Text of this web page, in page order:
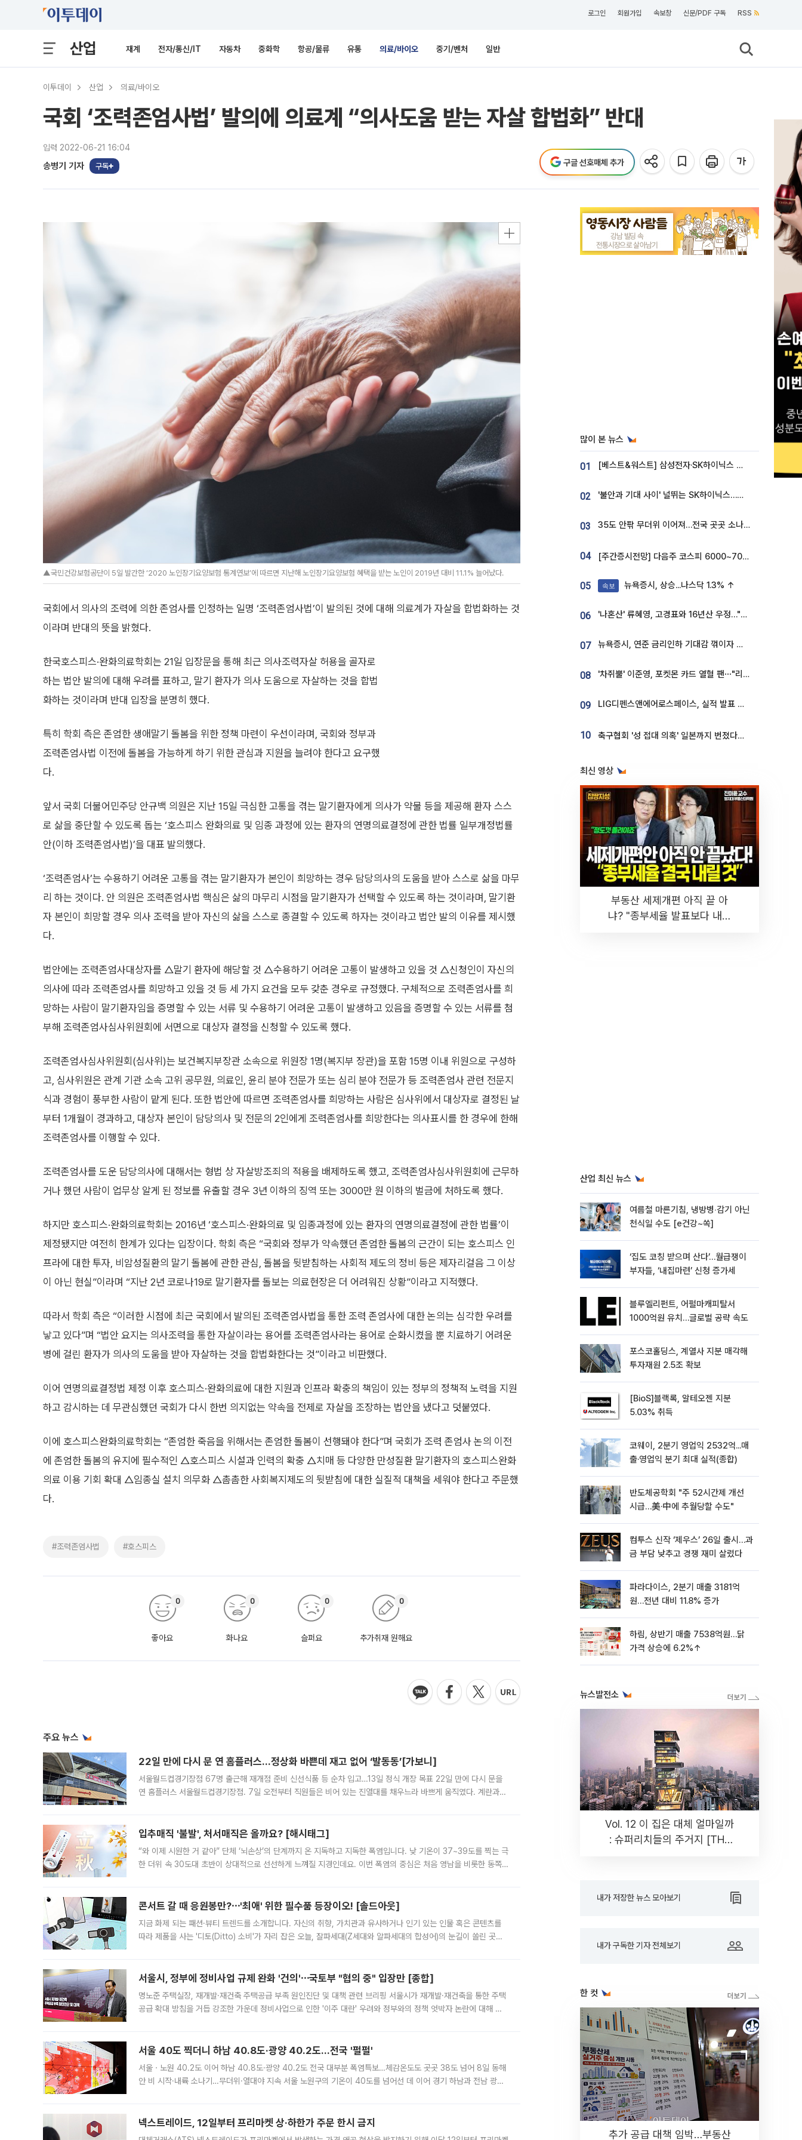
로그인 회원가입 속보창 신문/PDF 구독 RSS
산업 재계 전자/통신/IT 자동차 중화학 항공/물류 유통 의료/바이오 중기/벤처 일반
이투데이 산업 의료/바이오
국회 ‘조력존엄사법’ 발의에 의료계 “의사도움 받는 자살 합법화” 반대
입력 2022-06-21 16:04
송병기 기자 구독 구글 선호매체 추가
▲국민건강보험공단이 5일 발간한 ‘2020 노인장기요양보험 통계연보’에 따르면 지난해 노인장기요양보험 혜택을 받는 노인이 2019년 대비 11.1% 늘어났다.
국회에서 의사의 조력에 의한 존엄사를 인정하는 일명 ‘조력존엄사법’이 발의된 것에 대해 의료계가 자살을 합법화하는 것
이라며 반대의 뜻을 밝혔다.
한국호스피스·완화의료학회는 21일 입장문을 통해 최근 의사조력자살 허용을 골자로
하는 법안 발의에 대해 우려를 표하고, 말기 환자가 의사 도움으로 자살하는 것을 합법
화하는 것이라며 반대 입장을 분명히 했다.
특히 학회 측은 존엄한 생애말기 돌봄을 위한 정책 마련이 우선이라며, 국회와 정부과
조력존엄사법 이전에 돌봄을 가능하게 하기 위한 관심과 지원을 늘려야 한다고 요구했
다.
앞서 국회 더불어민주당 안규백 의원은 지난 15일 극심한 고통을 겪는 말기환자에게 의사가 약물 등을 제공해 환자 스스
로 삶을 중단할 수 있도록 돕는 ‘호스피스 완화의료 및 임종 과정에 있는 환자의 연명의료결정에 관한 법률 일부개정법률
안(이하 조력존엄사법)’을 대표 발의했다.
‘조력존엄사’는 수용하기 어려운 고통을 겪는 말기환자가 본인이 희망하는 경우 담당의사의 도움을 받아 스스로 삶을 마무
리 하는 것이다. 안 의원은 조력존엄사법 핵심은 삶의 마무리 시점을 말기환자가 선택할 수 있도록 하는 것이라며, 말기환
자 본인이 희망할 경우 의사 조력을 받아 자신의 삶을 스스로 종결할 수 있도록 하자는 것이라고 법안 발의 이유를 제시했
다.
법안에는 조력존엄사대상자를 △말기 환자에 해당할 것 △수용하기 어려운 고통이 발생하고 있을 것 △신청인이 자신의
의사에 따라 조력존엄사를 희망하고 있을 것 등 세 가지 요건을 모두 갖춘 경우로 규정했다. 구체적으로 조력존엄사를 희
망하는 사람이 말기환자임을 증명할 수 있는 서류 및 수용하기 어려운 고통이 발생하고 있음을 증명할 수 있는 서류를 첨
부해 조력존엄사심사위원회에 서면으로 대상자 결정을 신청할 수 있도록 했다.
조력존엄사심사위원회(심사위)는 보건복지부장관 소속으로 위원장 1명(복지부 장관)을 포함 15명 이내 위원으로 구성하
고, 심사위원은 관계 기관 소속 고위 공무원, 의료인, 윤리 분야 전문가 또는 심리 분야 전문가 등 조력존엄사 관련 전문지
식과 경험이 풍부한 사람이 맡게 된다. 또한 법안에 따르면 조력존엄사를 희망하는 사람은 심사위에서 대상자로 결정된 날
부터 1개월이 경과하고, 대상자 본인이 담당의사 및 전문의 2인에게 조력존엄사를 희망한다는 의사표시를 한 경우에 한해
조력존엄사를 이행할 수 있다.
조력존엄사를 도운 담당의사에 대해서는 형법 상 자살방조죄의 적용을 배제하도록 했고, 조력존엄사심사위원회에 근무하
거나 했던 사람이 업무상 알게 된 정보를 유출할 경우 3년 이하의 징역 또는 3000만 원 이하의 벌금에 처하도록 했다.
하지만 호스피스·완화의료학회는 2016년 ‘호스피스·완화의료 및 임종과정에 있는 환자의 연명의료결정에 관한 법률’이
제정됐지만 여전히 한계가 있다는 입장이다. 학회 측은 “국회와 정부가 약속했던 존엄한 돌봄의 근간이 되는 호스피스 인
프라에 대한 투자, 비암성질환의 말기 돌봄에 관한 관심, 돌봄을 뒷받침하는 사회적 제도의 정비 등은 제자리걸음 그 이상
이 아닌 현실”이라며 “지난 2년 코로나19로 말기환자를 돌보는 의료현장은 더 어려워진 상황”이라고 지적했다.
따라서 학회 측은 “이러한 시점에 최근 국회에서 발의된 조력존엄사법을 통한 조력 존엄사에 대한 논의는 심각한 우려를
낳고 있다”며 “법안 요지는 의사조력을 통한 자살이라는 용어를 조력존엄사라는 용어로 순화시켰을 뿐 치료하기 어려운
병에 걸린 환자가 의사의 도움을 받아 자살하는 것을 합법화한다는 것”이라고 비판했다.
이어 연명의료결정법 제정 이후 호스피스·완화의료에 대한 지원과 인프라 확충의 책임이 있는 정부의 정책적 노력을 지원
하고 감시하는 데 무관심했던 국회가 다시 한번 의지없는 약속을 전제로 자살을 조장하는 법안을 냈다고 덧붙였다.
이에 호스피스완화의료학회는 “존엄한 죽음을 위해서는 존엄한 돌봄이 선행돼야 한다”며 국회가 조력 존엄사 논의 이전
에 존엄한 돌봄의 유지에 필수적인 △호스피스 시설과 인력의 확충 △치매 등 다양한 만성질환 말기환자의 호스피스완화
의료 이용 기회 확대 △임종실 설치 의무화 △촘촘한 사회복지제도의 뒷받침에 대한 실질적 대책을 세워야 한다고 주문했
다.
#조력존엄사법 #호스피스
좋아요
0
화나요
0
슬퍼요
0
추가취재 원해요
0
주요 뉴스
22일 만에 다시 문 연 홈플러스…정상화 바쁜데 재고 없어 ‘발동동’[가보니]
서울월드컵경기장점 67명 출근해 재개점 준비 신선식품 등 순차 입고…13일 정식 개장 목표 22일 만에 다시 문을
연 홈플러스 서울월드컵경기장점. 7일 오전부터 직원들은 비어 있는 진열대를 채우느라 바쁘게 움직였다. 계란과
입추매직 '불발', 처서매직은 올까요? [해시태그]
“와 이제 시원한 거 같아” 단체 ‘뇌손상’의 단계까지 온 지독하고 지독한 폭염입니다. 낮 기온이 37~39도를 찍는 극
한 더위 속 30도대 초반이 상대적으로 선선하게 느껴질 지경인데요. 이번 폭염의 중심은 처음 영남을 비롯한 동쪽
콘서트 갈 때 응원봉만?⋯'최애' 위한 필수품 등장이오! [솔드아웃]
지금 화제 되는 패션·뷰티 트렌드를 소개합니다. 자신의 취향, 가치관과 유사하거나 인기 있는 인물 혹은 콘텐츠를
따라 제품을 사는 '디토(Ditto) 소비'가 자리 잡은 오늘, 잘파세대(Z세대와 알파세대의 합성어)의 눈길이 쏠린 곳은
서울시, 정부에 정비사업 규제 완화 '건의'⋯국토부 "협의 중" 입장만 [종합]
명노준 주택실장, 재개발·재건축 주택공급 부족 원인진단 및 대책 관련 브리핑 서울시가 재개발·재건축을 통한 주택
공급 확대 방침을 거듭 강조한 가운데 정비사업으로 인한 '이주 대란' 우려와 정부와의 정책 엇박자 논란에 대해 정
서울 40도 찍더니 하남 40.8도·광양 40.2도…전국 '펄펄'
서울ㆍ노원 40.2도 이어 하남 40.8도·광양 40.2도 전국 대부분 폭염특보…체감온도도 곳곳 38도 넘어 8일 동해
안 비 시작·내륙 소나기…무더위·열대야 지속 서울 노원구의 기온이 40도를 넘어선 데 이어 경기 하남과 전남 광양
넥스트레이드, 12일부터 프리마켓 상·하한가 주문 한시 금지
많이 본 뉴스
01 [베스트&워스트] 삼성전자·SK하이닉스 밀린 한 주…상상인증권은 85% 급등
02 '불안과 기대 사이' 널뛰는 SK하이닉스…증권가 "HBM4·LTA 기반 펀터멘털 견고"
03 35도 안팎 무더위 이어져…전국 곳곳 소나기 [오늘 날씨]
04 [주간증시전망] 다음주 코스피 6000~7000⋯“外人 수급은 정책이 변수”
05 속보 뉴욕증시, 상승...나스닥 1.3% ↑
06 '나혼산' 류혜영, 고경표와 16년산 우정…"자취방서 부모님과 마주쳐"
07 뉴욕증시, 연준 금리인하 기대감 꺾이자 상승...S&P500 사상 최고치 [종합]
08 '차쥐뿔' 이준영, 포켓몬 카드 열혈 팬⋯"리셀러 처단할 것"
09 LIG디펜스앤에어로스페이스, 실적 발표 후 급락→반등⋯증권가 “28년까지 튼튼”
10 축구협회 '성 접대 의혹' 일본까지 번졌다…日 심판 실명 공개
최신 영상
부동산 세제개편 아직 끝 아
냐? "종부세율 발표보다 내릴
산업 최신 뉴스
여름철 마른기침, 냉방병‧감기 아닌
천식일 수도 [e건강~쏙]
‘집도 코칭 받으며 산다’…월급쟁이
부자들, ‘내집마련’ 신청 증가세
블루엘리펀트, 어펄마캐피탈서
1000억원 유치…글로벌 공략 속도
포스코홀딩스, 계열사 지분 매각해
투자재원 2.5조 확보
[BioS]블랙록, 알테오젠 지분
5.03% 취득
코웨이, 2분기 영업익 2532억...매
출·영업익 분기 최대 실적(종합)
반도체공학회 "주 52시간제 개선
시급…美·中에 추월당할 수도"
컴투스 신작 ‘제우스’ 26일 출시…과
금 부담 낮추고 경쟁 재미 살렸다
파라다이스, 2분기 매출 3181억
원…전년 대비 11.8% 증가
하림, 상반기 매출 7538억원…닭
가격 상승에 6.2%↑
뉴스발전소
Vol. 12 이 집은 대체 얼마일까
: 슈퍼리치들의 주거지 [THE
내가 저장한 뉴스 모아보기
내가 구독한 기자 전체보기
한 컷
추가 공급 대책 임박…부동산